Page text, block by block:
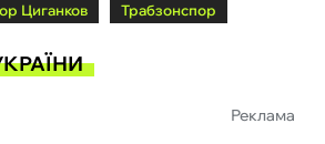
Циганков Трабзонспор
Реклама